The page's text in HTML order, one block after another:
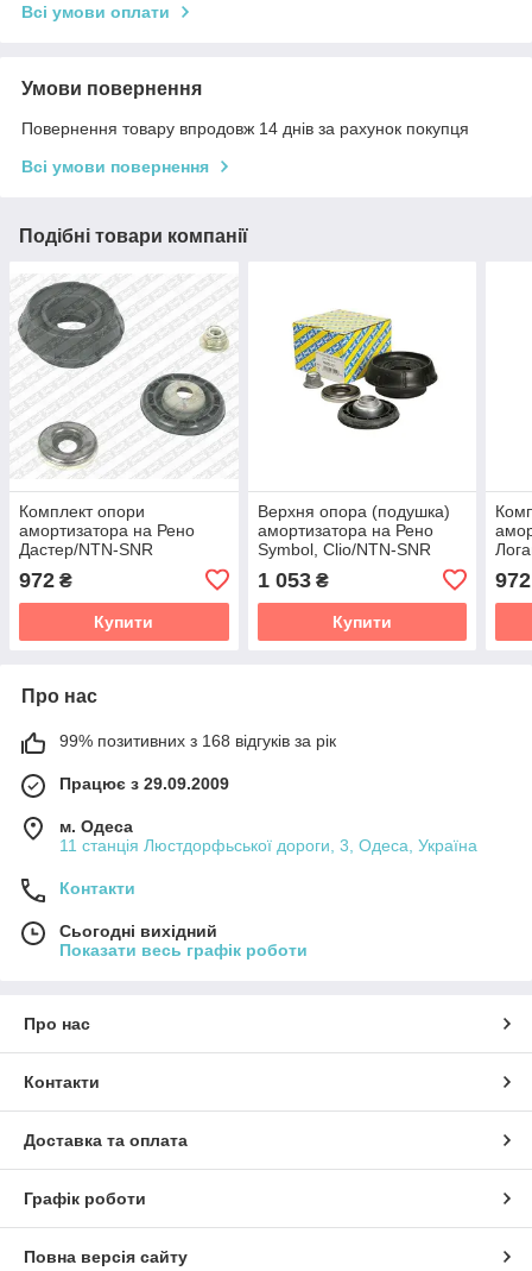
Всі умови оплати
Умови повернення
Повернення товару впродовж 14 днів за рахунок покупця
Всі умови повернення
Подібні товари компанії
Комплект опори
амортизатора на Рено
Дастер/NTN-SNR
972 ₴
Купити
Верхня опора (подушка)
амортизатора на Рено
Symbol, Clio/NTN-SNR
1 053₴
Купити
972
Про нас
99% позитивних з 168 відгуків за рік
Працює з 29.09.2009
м. Одеса
11 станція Люстдорфьської дороги, 3, Одеса, Україна
Контакти
Сьогодні вихідний
Показати весь графік роботи
Про нас
Контакти
Доставка та оплата
Графік роботи
Повна версія сайту